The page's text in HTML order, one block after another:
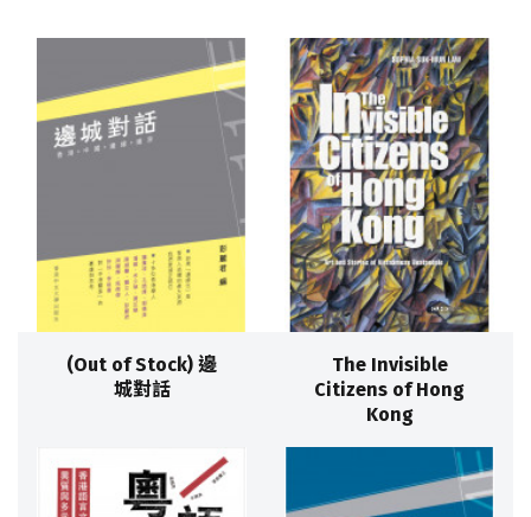
(Out of Stock) 邊
城對話
The Invisible
Citizens of Hong
Kong